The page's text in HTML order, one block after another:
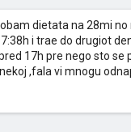
dietata na 28mi no
i trae do drugiot
17h pre nego sto se
,fala vi mnogu